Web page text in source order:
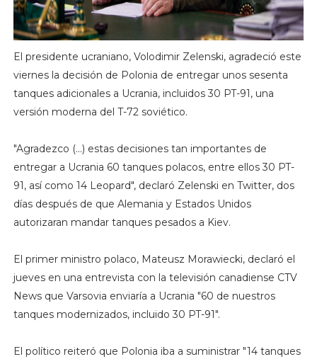
El presidente ucraniano, Volodimir Zelenski, agradeció este
viernes la decisión de Polonia de entregar unos sesenta
tanques adicionales a Ucrania, incluidos 30 PT-91, una
versión moderna del T-72 soviético.
"Agradezco (...) estas decisiones tan importantes de
entregar a Ucrania 60 tanques polacos, entre ellos 30 PT-
91, así como 14 Leopard", declaró Zelenski en Twitter, dos
días después de que Alemania y Estados Unidos
autorizaran mandar tanques pesados a Kiev.
El primer ministro polaco, Mateusz Morawiecki, declaró el
jueves en una entrevista con la televisión canadiense CTV
News que Varsovia enviaría a Ucrania "60 de nuestros
tanques modernizados, incluido 30 PT-91".
El político reiteró que Polonia iba a suministrar "14 tanques